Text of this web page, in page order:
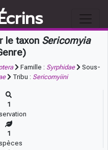
le taxon Sericomyia
Famille : Syrphidae
Sous-
Tribu : Sericomyiini
1
1